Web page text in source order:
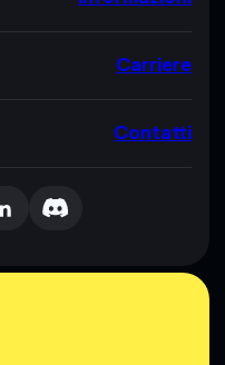
Carriere
Contatti